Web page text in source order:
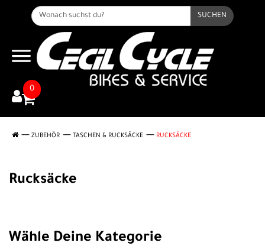
SUCHEN
0
ZUBEHÖR TASCHEN & RUCKSÄCKE RUCKSÄCKE
Rucksäcke
Wähle Deine Kategorie